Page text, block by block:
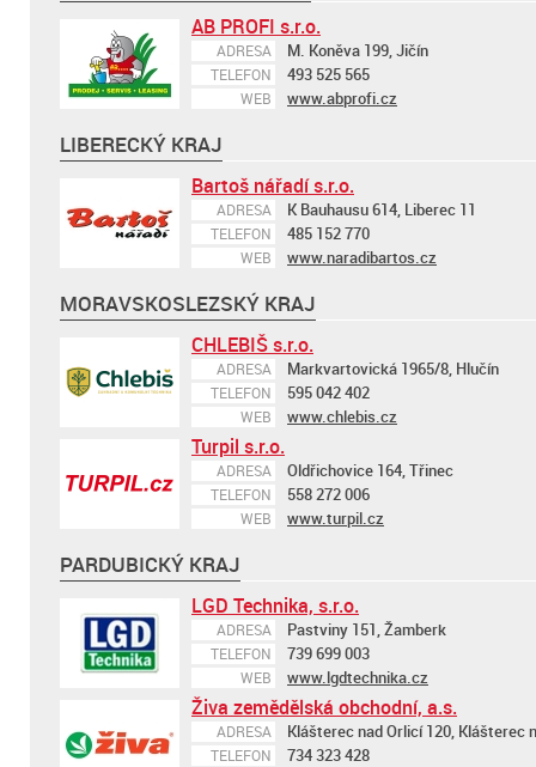
AB PROFI s.r.o.
ADRESA M. Koněva 199, Jičín
TELEFON 493 525 565
WEB www.abprofi.cz
LIBERECKÝ KRAJ
Bartoš nářadí s.r.o.
ADRESA K Bauhausu 614, Liberec 11
TELEFON 485 152 770
WEB www.naradibartos.cz
MORAVSKOSLEZSKÝ KRAJ
CHLEBIŠ s.r.o.
ADRESA Markvartovická 1965/8, Hlučín
TELEFON 595 042 402
WEB www.chlebis.cz
Turpil s.r.o.
ADRESA Oldřichovice 164, Třinec
TELEFON 558 272 006
WEB www.turpil.cz
PARDUBICKÝ KRAJ
LGD Technika, s.r.o.
ADRESA Pastviny 151, Žamberk
TELEFON 739 699 003
WEB www.lgdtechnika.cz
Živa zemědělská obchodní, a.s.
ADRESA Klášterec nad Orlicí 120, Klášterec
TELEFON 734 323 428